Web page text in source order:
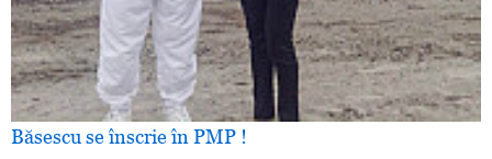
Băsescu se înscrie în PMP !